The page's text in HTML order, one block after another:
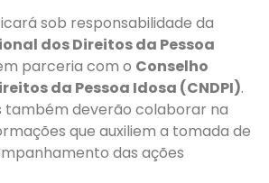
sob responsabilidade da
dos Direitos da Pessoa
parceria com o Conselho
da Pessoa Idosa (CNDPI).
também deverão colaborar na
que auxiliem a tomada de
das ações